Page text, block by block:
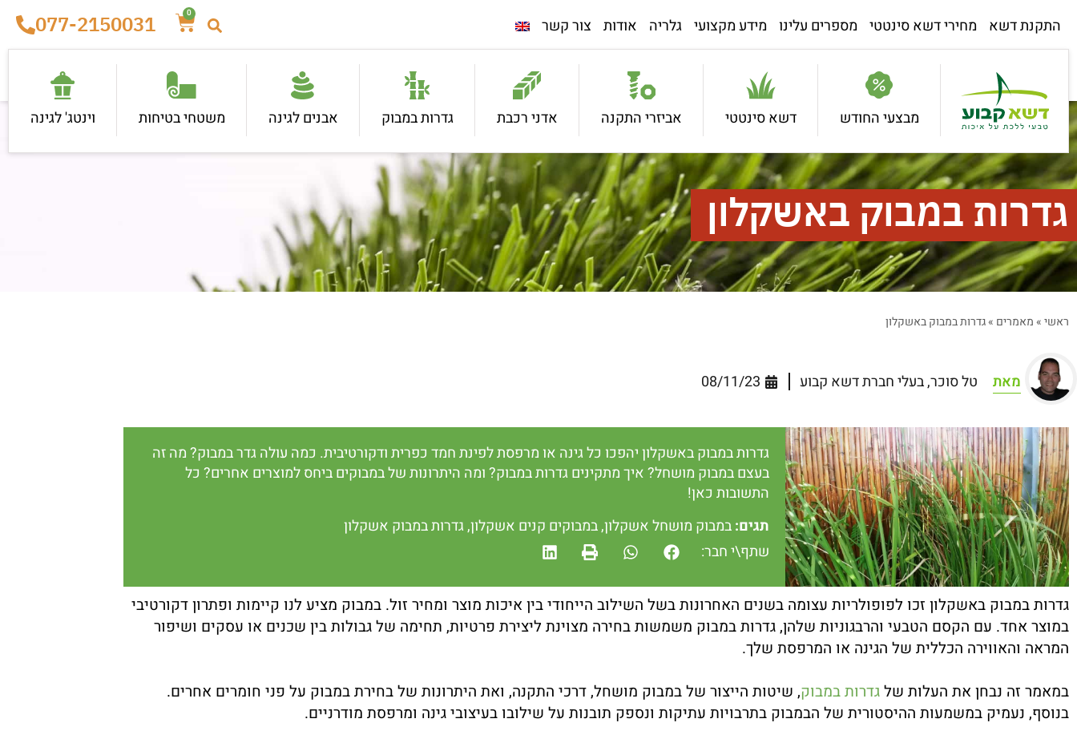
התקנת דשא מחירי דשא סינטטי מספרים עלינו מידע מקצועי גלריה אודות צור קשר
0
077-2150031
מבצעי החודש דשא סינטטי אביזרי התקנה אדני רכבת גדרות במבוק אבנים לגינה משטחי בטיחות וינטג' לגינה
גדרות במבוק באשקלון
ראשי»מאמרים »גדרות במבוק באשקלון
מאת טל סוכר, בעלי חברת דשא קבוע 08/11/23
גדרות במבוק באשקלון יהפכו כל גינה או מרפסת לפינת חמד כפרית ודקורטיבית. כמה עולה גדר במבוק? מה זה
בעצם במבוק מושחל? איך מתקינים גדרות במבוק? ומה היתרונות של במבוקים ביחס למוצרים אחרים? כל
התשובות כאן!
תגים:במבוק מושחל אשקלון,במבוקים קנים אשקלון,גדרות במבוק אשקלון
שתף\י חבר:
גדרות במבוק באשקלון זכו לפופולריות עצומה בשנים האחרונות בשל השילוב הייחודי בין איכות מוצר ומחיר זול. במבוק מציע לנו קיימות ופתרון דקורטיבי
במוצר אחד. עם הקסם הטבעי והרבגוניות שלהן, גדרות במבוק משמשות בחירה מצוינת ליצירת פרטיות, תחימה של גבולות בין שכנים או עסקים ושיפור
המראה והאווירה הכללית של הגינה או המרפסת שלך.
במאמר זה נבחן את העלות שלגדרות במבוק, שיטות הייצור של במבוק מושחל, דרכי התקנה, ואת היתרונות של בחירת במבוק על פני חומרים אחרים.
בנוסף, נעמיק במשמעות ההיסטורית של הבמבוק בתרבויות עתיקות ונספק תובנות על שילובו בעיצובי גינה ומרפסת מודרניים.